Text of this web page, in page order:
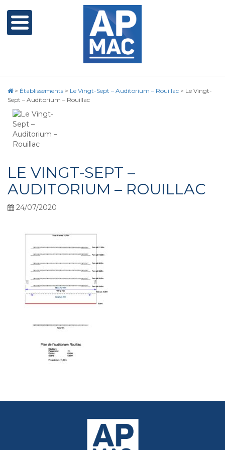
> Établissements > Le Vingt-Sept – Auditorium – Rouillac > Le Vingt-
Sept – Auditorium – Rouillac
LE VINGT-SEPT –
AUDITORIUM – ROUILLAC
24/07/2020